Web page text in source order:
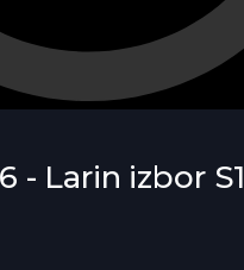
- Larin izbor S1